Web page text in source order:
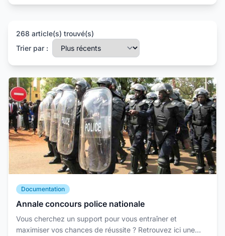
268 article(s) trouvé(s)
Trier par :
Documentation
Annale concours police nationale
Vous cherchez un support pour vous entraîner et
maximiser vos chances de réussite ? Retrouvez ici une